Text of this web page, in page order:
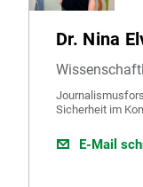
Dr. Nina
Sicherheit im
E-Mail